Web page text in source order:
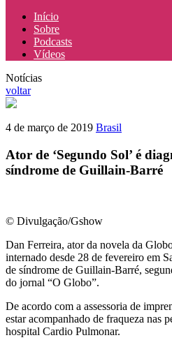
Início
Sobre
Podcasts
Vídeos
Notícias
voltar
4 de março de 2019 Brasil
Ator de ‘Segundo Sol’ é
síndrome de Guillain-Barré
© Divulgação/Gshow
Dan Ferreira, ator da novela da
internado desde 28 de fevereiro em
de síndrome de Guillain-Barré,
do jornal “O Globo”.
De acordo com a assessoria de
estar acompanhado de fraqueza nas
hospital Cardio Pulmonar.